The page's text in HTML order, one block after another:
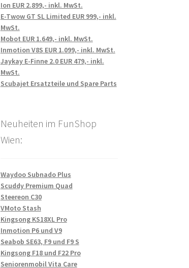
Ion EUR 2.899,- inkl. MwSt.
E-Twow GT SL Limited EUR 999,- inkl.
MwSt.
Mobot EUR 1.649,- inkl. MwSt.
Inmotion V8S EUR 1.099,- inkl. MwSt.
Jaykay E-Finne 2.0 EUR 479,- inkl.
MwSt.
Scubajet Ersatzteile und Spare Parts
Neuheiten im FunShop
Wien:
Waydoo Subnado Plus
Scuddy Premium Quad
Steereon C30
VMoto Stash
Kingsong KS18XL Pro
Inmotion P6 und V9
Seabob SE63, F9 und F9 S
Kingsong F18 und F22 Pro
Seniorenmobil Vita Care